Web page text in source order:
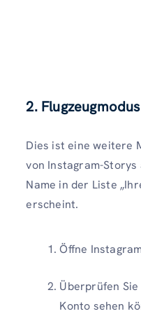
2. Flugzeugmodus
Dies ist eine weitere
von Instagram-Storys
Name in der Liste
erscheint.
Öffne
Überprüfen
Konto sehen